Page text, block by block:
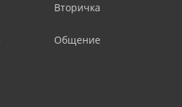
Вторичка
Общение